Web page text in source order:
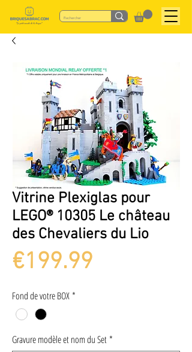
Vitrine Plexiglas pour
LEGO® 10305 Le château
des Chevaliers du Lio
€199.99
Fond de votre BOX*
Gravure modèle et nom du Set*